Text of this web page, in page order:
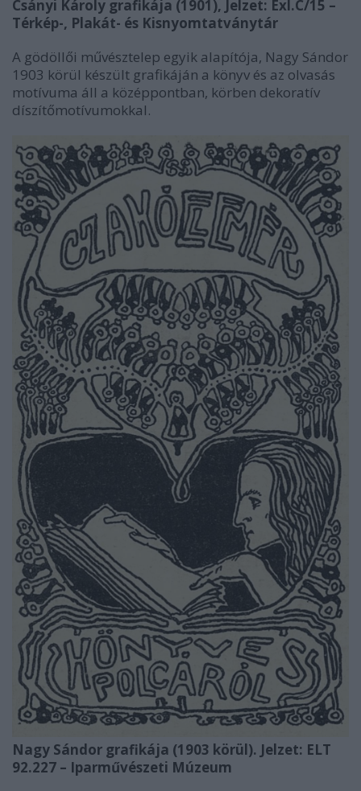
Csányi Károly grafikája (1901), Jelzet: Exl.C/15 –
Térkép-, Plakát- és Kisnyomtatványtár
A gödöllői művésztelep egyik alapítója, Nagy Sándor
1903 körül készült grafikáján a könyv és az olvasás
motívuma áll a középpontban, körben dekoratív
díszítőmotívumokkal.
Nagy Sándor grafikája (1903 körül). Jelzet: ELT
92.227 – Iparművészeti Múzeum